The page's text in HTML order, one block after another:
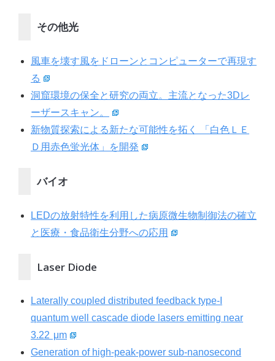
その他光
風車を壊す風をドローンとコンピューターで再現す
る
洞窟環境の保全と研究の両立。主流となった3Dレ
ーザースキャン。
新物質探索による新たな可能性を拓く 「白色ＬＥ
Ｄ用赤色蛍光体」を開発
バイオ
LEDの放射特性を利用した病原微生物制御法の確立
と医療・食品衛生分野への応用
Laser Diode
Laterally coupled distributed feedback type-I
quantum well cascade diode lasers emitting near
3.22 μm
Generation of high-peak-power sub-nanosecond